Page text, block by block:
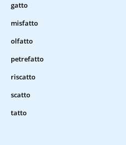
gatto
misfatto
olfatto
petrefatto
riscatto
scatto
tatto